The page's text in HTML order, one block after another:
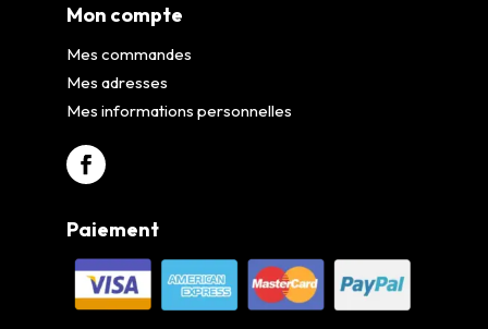
Mon compte
Mes commandes
Mes adresses
Mes informations personnelles
Paiement